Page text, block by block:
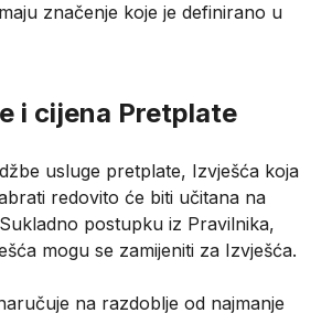
značenje koje je definirano u
i cijena Pretplate
usluge pretplate, Izvješća koja
redovito će biti učitana na
postupku iz Pravilnika,
mogu se zamijeniti za Izvješća.
na razdoblje od najmanje